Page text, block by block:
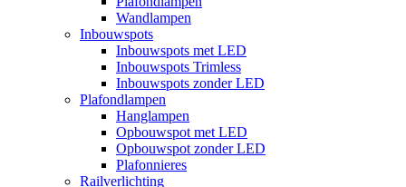
Wandlampen
Inbouwspots
Inbouwspots met LED
Inbouwspots Trimless
Inbouwspots zonder LED
Plafondlampen
Hanglampen
Opbouwspot met LED
Opbouwspot zonder LED
Plafonnieres
Railverlichting